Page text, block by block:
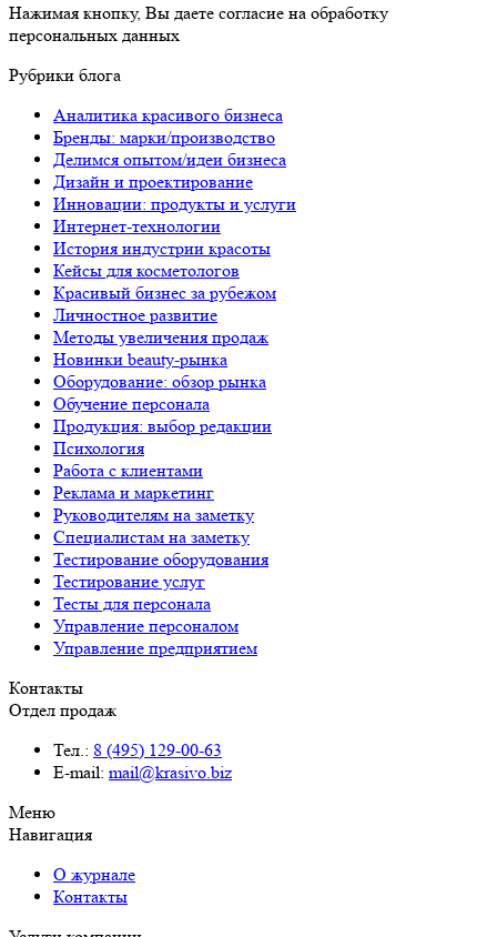
Нажимая кнопку, Вы даете согласие на обработку
персональных данных
Рубрики блога
Аналитика красивого бизнеса
Бренды: марки/производство
Делимся опытом/идеи бизнеса
Дизайн и проектирование
Инновации: продукты и услуги
Интернет-технологии
История индустрии красоты
Кейсы для косметологов
Красивый бизнес за рубежом
Личностное развитие
Методы увеличения продаж
Новинки beauty-рынка
Оборудование: обзор рынка
Обучение персонала
Продукция: выбор редакции
Психология
Работа с клиентами
Реклама и маркетинг
Руководителям на заметку
Специалистам на заметку
Тестирование оборудования
Тестирование услуг
Тесты для персонала
Управление персоналом
Управление предприятием
Контакты
Отдел продаж
Тел.: 8 (495) 129-00-63
E-mail: mail@krasivo.biz
Меню
Навигация
О журнале
Контакты